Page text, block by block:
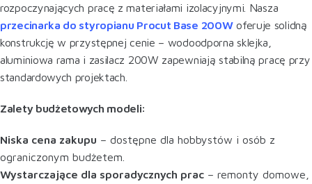
rozpoczynających pracę z materiałami izolacyjnymi. Nasza
przecinarka do styropianu Procut Base 200Woferuje solidną
konstrukcję w przystępnej cenie – wodoodporna sklejka,
aluminiowa rama i zasilacz 200W zapewniają stabilną pracę przy
standardowych projektach.
Zalety budżetowych modeli:
Niska cena zakupu – dostępne dla hobbystów i osób z
ograniczonym budżetem.
Wystarczające dla sporadycznych prac – remonty domowe,